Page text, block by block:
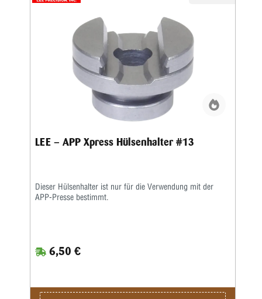
LEE – APP Xpress Hülsenhalter #13
Dieser Hülsenhalter ist nur für die Verwendung mit der
APP-Presse bestimmt.
6,50 €